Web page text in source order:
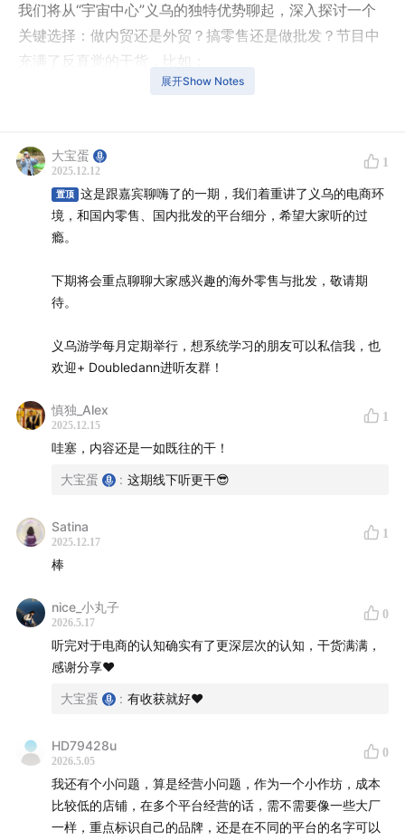
我们将从“宇宙中心”义乌的独特优势聊起，深入探讨一个
关键选择：做内贸还是外贸？搞零售还是做批发？节目中
充满了反直觉的干货，比如：
对于普通创业者，为什么B端批发平台可能比C端零售平
台风险更低？
如果你希望用最小的风险启动电商事业，这期节目或许能
给你一个全新的答案。
【本期嘉宾】
区域高级客户经理；擅长从0-1外贸陪跑和生意规划。
【时间轴】
03:27| 揭秘义乌三大核心优势：全能货盘、低价物
流、超友好创业环境。
和低用人成本，为创业者兜底的？
|17:53| 电商平台选择“象限法”：内贸/外贸、零售/批
发，你的位置在哪里？
|
| 反常识洞察①：为什么说生产型工厂反而更适
合做零售，而小白创业者更适合做批发？
20:20| 反常识洞察②：为什么现在做外贸可能比做内
贸更容易？
23:27| “爆单即死亡”真实案例：一个抖音店主，如何
|
30:16| 平台到底站谁？ 从平台方视角，聊聊消费者体
验和卖家生存之间的博弈。
37:00| 连“库存”都是一门大生意：义乌如何将尾货库
存发展成一条成熟的产业链？
展开Show Notes
大宝蛋
2025.12.12
1
置顶
这是跟嘉宾聊嗨了的一期，我们着重讲了义乌的电商环
境，和国内零售、国内批发的平台细分，希望大家听的过
瘾。
下期将会重点聊聊大家感兴趣的海外零售与批发，敬请期
待。
义乌游学每月定期举行，想系统学习的朋友可以私信我，也
欢迎+ Doubledann进听友群！
慎独_Alex
2025.12.15
1
哇塞，内容还是一如既往的干！
大宝蛋 : 这期线下听更干😎
Satina
2025.12.17
1
棒
nice_小丸子
2026.5.17
0
听完对于电商的认知确实有了更深层次的认知，干货满满，
感谢分享❤️
大宝蛋 : 有收获就好❤️
HD79428u
2026.5.05
0
我还有个小问题，算是经营小问题，作为一个小作坊，成本
比较低的店铺，在多个平台经营的话，需不需要像一些大厂
一样，重点标识自己的品牌，还是在不同的平台的名字可以